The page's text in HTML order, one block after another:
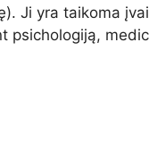
Ji yra taikoma
psichologiją,